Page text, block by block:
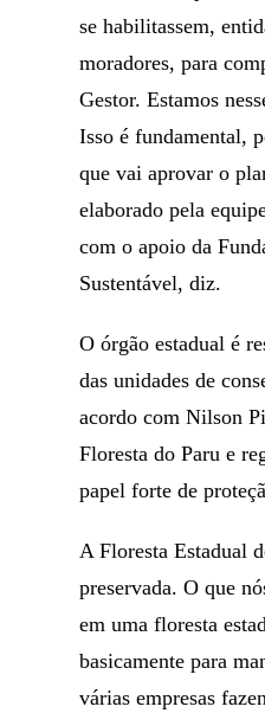
se habilitassem,
moradores, para
Gestor. Estamos
Isso é fundamental,
que vai aprovar o
elaborado pela
com o apoio da
Sustentável, diz.
O órgão estadual é
das unidades de
acordo com Nilson
Floresta do Paru e
papel forte de
A Floresta Estadual
preservada. O que
em uma floresta
basicamente para
várias empresas